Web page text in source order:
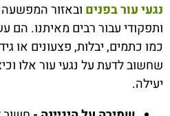
נגעי עור בפנים ובאזור
ותפקודי עבור רבים מאיתנו. הם
כמו כתמים, יבלות, פצעונים או
שחשוב לדעת על נגעי עור אלו
יעילה.